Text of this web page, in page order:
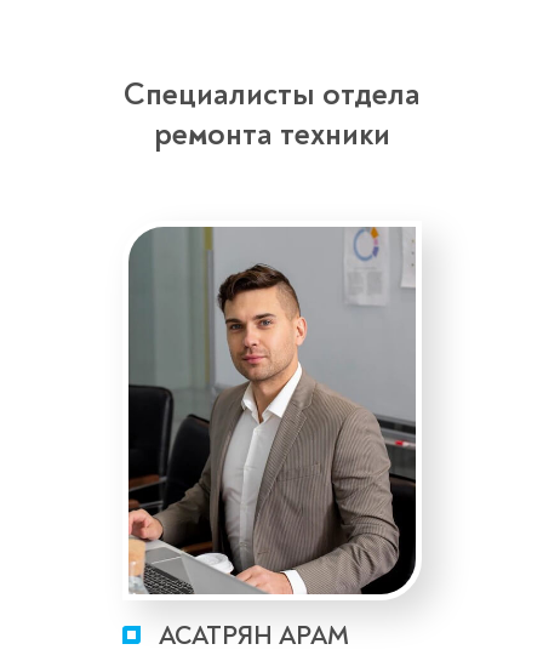
Специалисты отдела
ремонта техники
АСАТРЯН АРАМ